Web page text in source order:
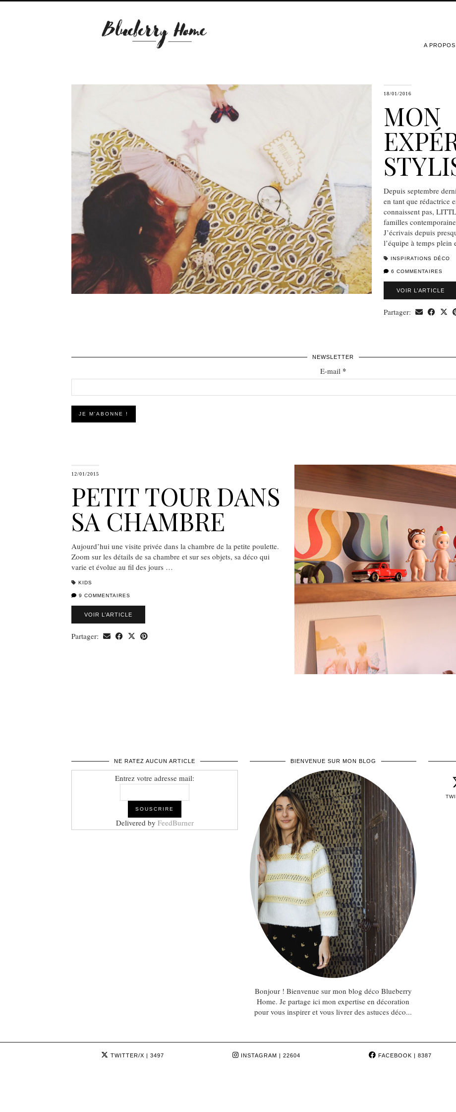
A PROPOS
18/01/2016
MON
Depuis septembre
en tant que rédactrice
connaissent pas,
familles
J’écrivais depuis
l’équipe à temps
INSPIRATIONS DÉCO
6 COMMENTAIRES
VOIR L’ARTICLE
Partager:
NEWSLETTER
E-mail *
12/01/2015
PETIT TOUR DANS
SA CHAMBRE
Aujourd’hui une visite privée dans la chambre de la petite poulette.
Zoom sur les détails de sa chambre et sur ses objets, sa déco qui
varie et évolue au fil des jours …
KIDS
9 COMMENTAIRES
VOIR L’ARTICLE
Partager:
NE RATEZ AUCUN ARTICLE
Entrez votre adresse mail:
Delivered by FeedBurner
BIENVENUE SUR MON BLOG
Bonjour ! Bienvenue sur mon blog déco Blueberry
Home. Je partage ici mon expertise en décoration
pour vous inspirer et vous livrer des astuces déco...
TWITTER/X | 3497 INSTAGRAM | 22604 FACEBOOK | 8387